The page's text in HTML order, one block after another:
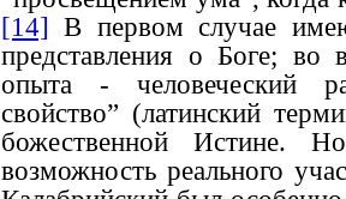
[14] В первом случае
представления о Боге; во
опыта - человеческий
свойство” (латинский
божественной Истине.
возможность реального